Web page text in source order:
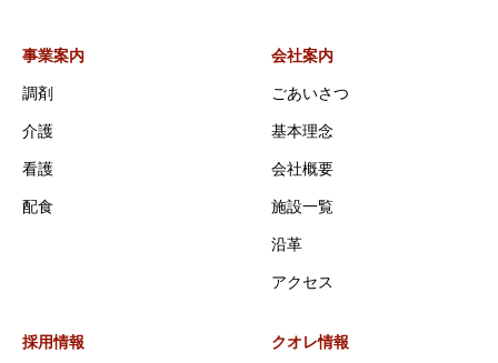
事業案内
調剤
介護
看護
配食
会社案内
ごあいさつ
基本理念
会社概要
施設一覧
沿革
アクセス
採用情報 クオレ情報